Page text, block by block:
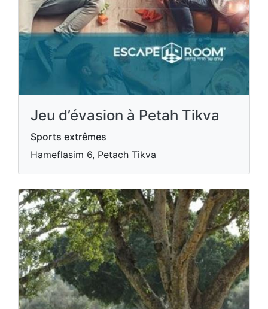
Jeu d’évasion à Petah Tikva
Sports extrêmes
Hameflasim 6, Petach Tikva